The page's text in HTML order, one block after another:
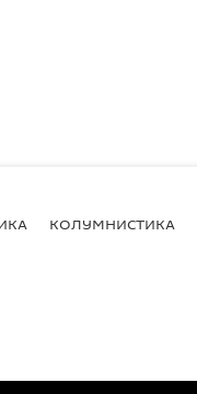
КОЛУМНИСТИКА